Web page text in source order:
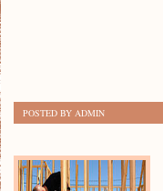
POSTED BY ADMIN